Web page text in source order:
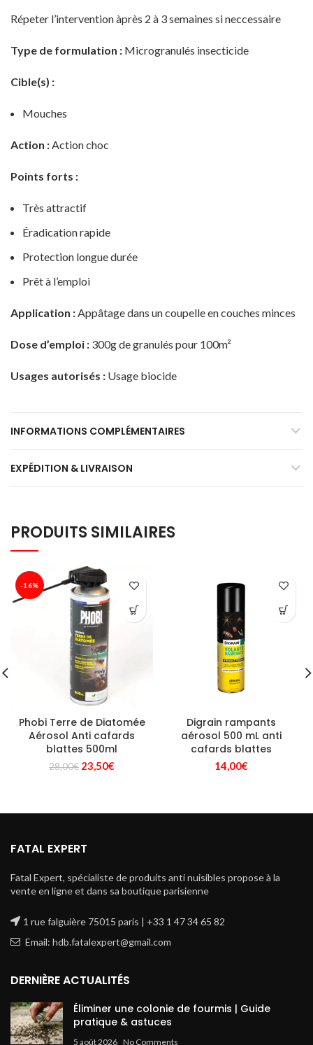
Répeter l’intervention àprès 2 à 3 semaines si neccessaire
Type de formulation : Microgranulés insecticide
Cible(s) :
Mouches
Action :Action choc
Points forts :
Très attractif
Éradication rapide
Protection longue durée
Prêt à l’emploi
Application :Appâtage dans un coupelle en couches minces
Dose d’emploi : 300g de granulés pour 100m²
Usages autorisés : Usage biocide
INFORMATIONS COMPLÉMENTAIRES
EXPÉDITION & LIVRAISON
PRODUITS SIMILAIRES
-16%
Phobi Terre de Diatomée
Aérosol Anti cafards
blattes 500ml
28,00€ Le
23,50€
Digrain rampants
aérosol 500 mL anti
cafards blattes
14,00€
FATAL EXPERT
Fatal Expert, spécialiste de produits anti nuisibles propose à la
vente en ligne et dans sa boutique parisienne
1 rue falguière 75015 paris | +33 1 47 34 65 82
Email: hdb.fatalexpert@gmail.com
DERNIÈRE ACTUALITÉS
Éliminer une colonie de fourmis | Guide
pratique & astuces
5 août 2026 No Comments